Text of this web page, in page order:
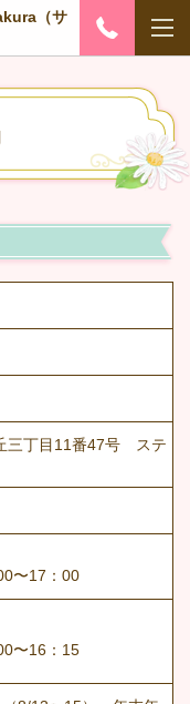
（サ
三丁目11番47号 ステ
〜17：00
〜16：15